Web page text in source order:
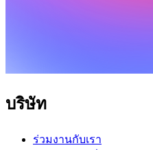
บริษัท
ร่วมงานกับเรา